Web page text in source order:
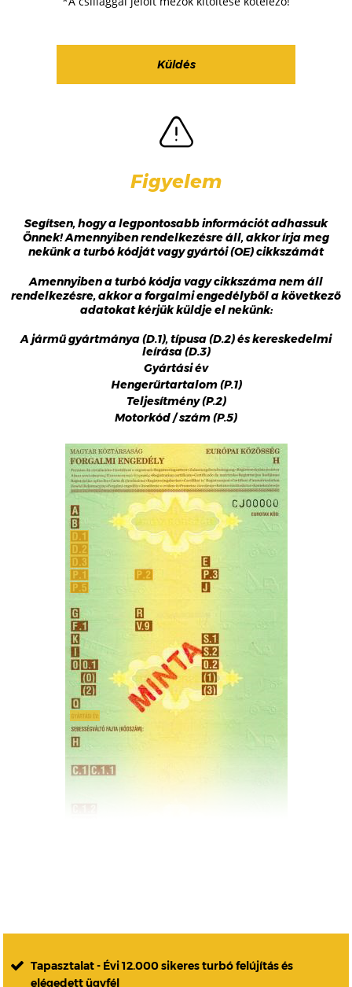
Figyelem
Segítsen, hogy a legpontosabb információt adhassuk
Önnek! Amennyiben rendelkezésre áll, akkor írja meg
nekünk a turbó kódját vagy gyártói (OE) cikkszámát
Amennyiben a turbó kódja vagy cikkszáma nem áll
rendelkezésre, akkor a forgalmi engedélyből a következő
adatokat kérjük küldje el nekünk:
A jármű gyártmánya (D.1), típusa (D.2) és kereskedelmi
leírása (D.3)
Gyártási év
Hengerűrtartalom (P.1)
Teljesítmény (P.2)
Motorkód / szám (P.5)
Tapasztalat - Évi 12.000 sikeres turbó felújítás és
elégedett ügyfél